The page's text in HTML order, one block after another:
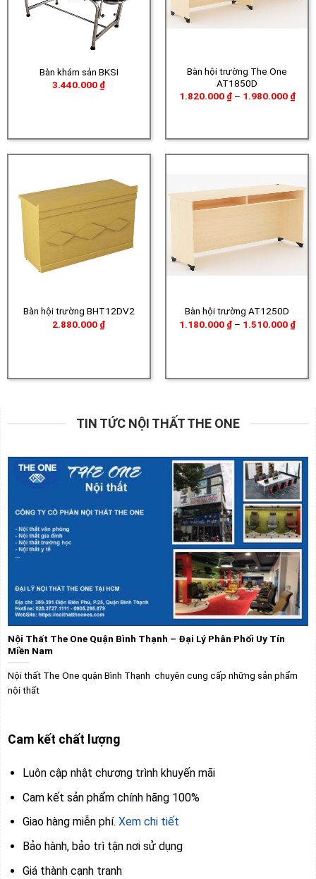
Bàn khám sản BKSI
3.440.000 ₫
Bàn hội trường The One
AT1850D
1.820.000 ₫ – 1.980.000 ₫
giá:
Bàn hội trường BHT12DV2
2.880.000 ₫
Bàn hội trường AT1250D
1.180.000 ₫ – 1.510.000 ₫
giá:
TIN TỨC NỘI THẤT THE ONE
Nội Thất The One Quận Bình Thạnh – Đại Lý Phân Phối Uy Tín
Miền Nam
Nội thất The One quận Bình Thạnh chuyên cung cấp những sản phẩm
nội thất
Cam kết chất lượng
Luôn cập nhật chương trình khuyến mãi
Cam kết sản phẩm chính hãng 100%
Giao hàng miễn phí. Xem chi tiết
Bảo hành, bảo trì tận nơi sử dụng
Giá thành cạnh tranh